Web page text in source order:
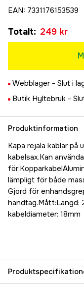
EAN: 7331176153539
Totalt: 249 kr
Webblager - Slut i
Butik Hyltebruk -
Produktinformation
Kapa rejäla kablar på
kabelsax.Kan
lämpligt för både
Gjord för
handtag.Mått:Längd:
kabeldiameter: 18mm